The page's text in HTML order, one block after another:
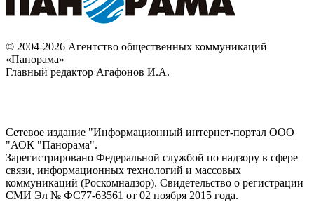
© 2004-2026 Агентство общественных коммуникаций
«Панорама»
Главный редактор Агафонов И.А.
Сетевое издание "Информационный интернет-портал ООО
"АОК "Панорама".
Зарегистрировано Федеральной службой по надзору в сфере
связи, информационных технологий и массовых
коммуникаций (Роскомнадзор). Cвидетельство о регистрации
СМИ Эл № ФС77-63561 от 02 ноября 2015 года.